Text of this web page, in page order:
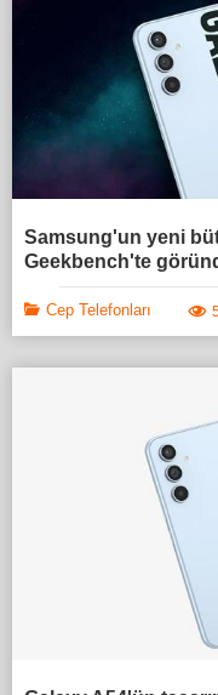
Samsung'un yeni
Geekbench'te
Cep Telefonları